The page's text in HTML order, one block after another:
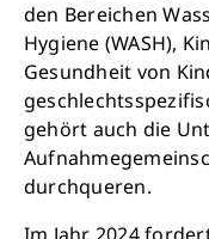
den Bereichen
Hygiene (WASH),
Gesundheit von
gehört auch die
durchqueren.